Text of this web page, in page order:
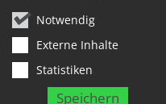
Notwendig
Externe Inhalte
Statistiken
Speichern